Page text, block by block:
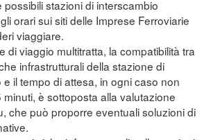
possibili stazioni di interscambio
orari sui siti delle Imprese Ferroviarie
viaggiare.
di viaggio multitratta, la compatibilità tra
infrastrutturali della stazione di
il tempo di attesa, in ogni caso non
minuti, è sottoposta alla valutazione
che può proporre eventuali soluzioni di